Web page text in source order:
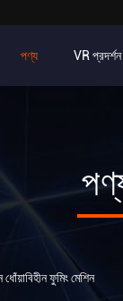
পণ্য VR প্রদর্শন
ফুমিং মেশিন